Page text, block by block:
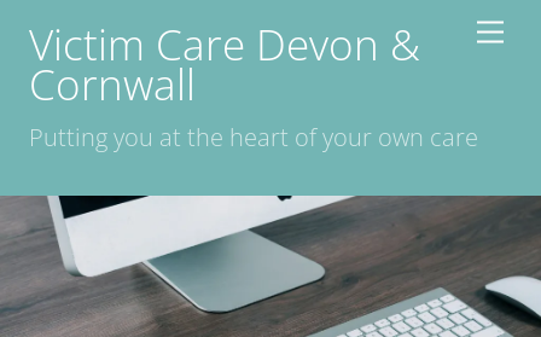
content
Victim Care Devon &
Cornwall
Putting you at the heart of your own care